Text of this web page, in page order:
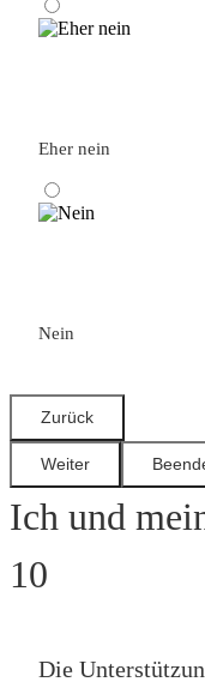
Eher nein
Nein
Ich und
10
Die